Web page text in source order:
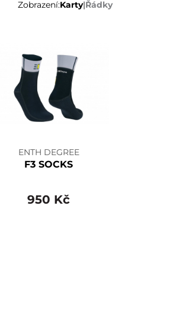
Zobrazení:Karty|Řádky
ENTH DEGREE
F3 SOCKS
950 Kč